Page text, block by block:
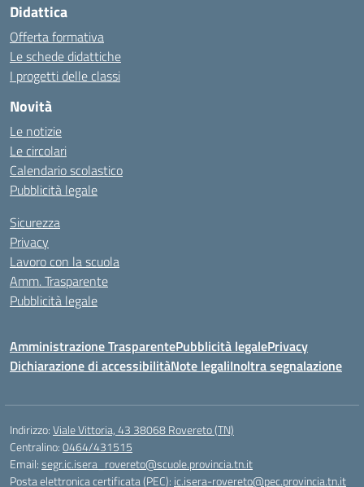
Didattica
Offerta formativa
Le schede didattiche
I progetti delle classi
Novità
Le notizie
Le circolari
Calendario scolastico
Pubblicità legale
Sicurezza
Privacy
Lavoro con la scuola
Amm. Trasparente
Pubblicità legale
Amministrazione TrasparentePubblicità legalePrivacy
Dichiarazione di accessibilitàNote legaliInoltra segnalazione
Indirizzo:Viale Vittoria, 43 38068 Rovereto (TN)
Centralino:0464/431515
Email:segr.ic.isera_rovereto@scuole.provincia.tn.it
Posta elettronica certificata (PEC): ic.isera-rovereto@pec.provincia.tn.it